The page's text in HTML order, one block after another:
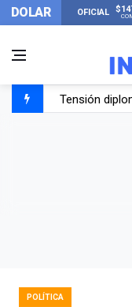
DOLAR OFICIAL
Tensión
POLÍTICA